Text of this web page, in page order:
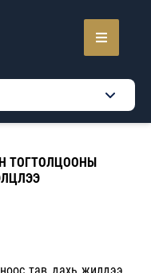
ТОГТОЛЦООНЫ